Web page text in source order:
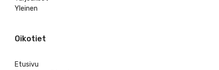
Yleinen
Oikotiet
Etusivu